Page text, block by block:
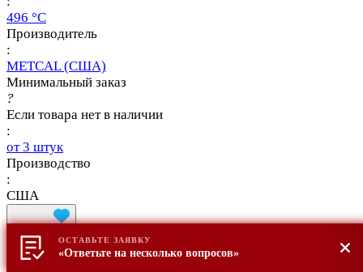
496 °C
Производитель
:
METCAL (США)
Минимальный заказ
?
Если товара нет в наличии
:
от 3 штук
Производство
:
США
ОСТАВЬТЕ ЗАЯВКУ
«Ответьте на несколько вопросов»